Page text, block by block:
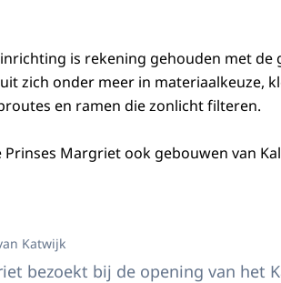
is rekening gehouden met
zich onder meer in materiaalkeuze,
en ramen die zonlicht filteren.
Prinses Margriet ook gebouwen van
Margriet met anderen.
Katwijk
bezoekt bij de opening van het